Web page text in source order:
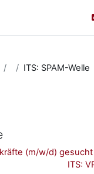
ITS: SPAM-Welle
(m/w/d) gesucht
ITS: